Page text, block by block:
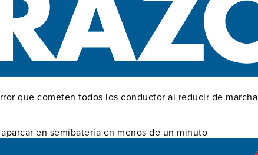
que cometen todos los conductor al reducir de marcha
en semibatería en menos de un minuto